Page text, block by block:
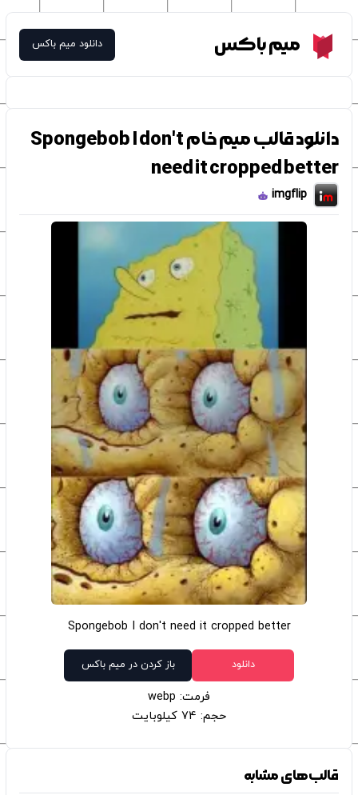
Meme Boxمیم باکس دانلود میم باکس
دانلود قالب میم خام Spongebob I don't
need it cropped better
imgflip
Spongebob I don't need it cropped better
دانلود باز کردن در میم باکس
فرمت: webp
حجم: 74 کیلوبایت
قالب‌های مشابه